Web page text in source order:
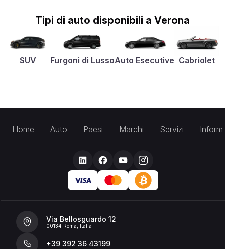
Tipi di auto disponibili a Verona
SUV Furgoni di LussoAuto Esecutive Cabriolet
Home Auto Paesi Marchi Servizi
Via Bellosguardo 12
00134 Roma, Italia
+39 392 36 43199